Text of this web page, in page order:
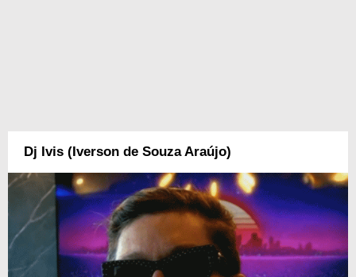
Dj Ivis (Iverson de Souza Araújo)